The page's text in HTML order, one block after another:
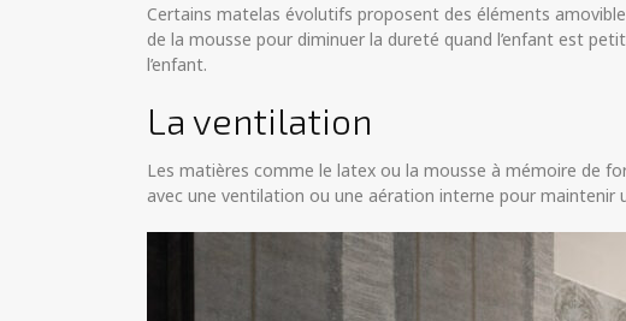
Certains matelas évolutifs proposent des éléments
de la mousse pour diminuer la dureté quand l’enfant est
l’enfant.
La ventilation
Les matières comme le latex ou la mousse à mémoire de
avec une ventilation ou une aération interne pour maintenir